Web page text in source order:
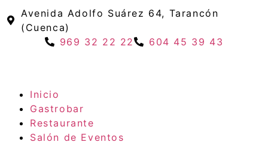
Avenida Adolfo Suárez 64, Tarancón
(Cuenca)
969 32 22 22
604 45 39 43
Inicio
Gastrobar
Restaurante
Salón de Eventos